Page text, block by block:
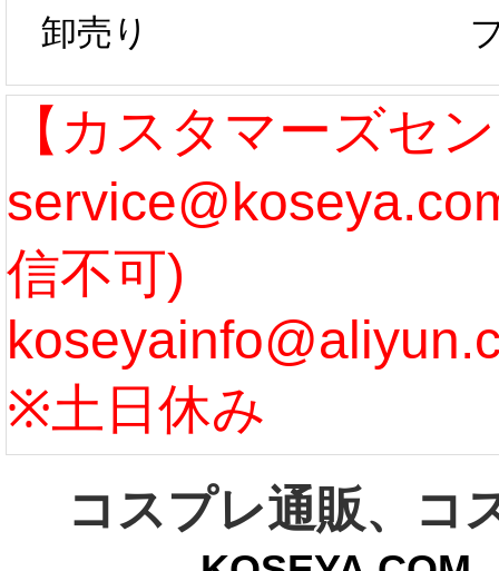
作、発送予定と
なります。 ...
[more]
たし
ル期
まで
う...
卸売り
【カスタマーズセ
信不可)
※土日休み
コスプレ通販、コ